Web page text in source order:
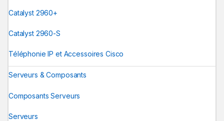
Catalyst 2960+
Catalyst 2960-S
Téléphonie IP et Accessoires Cisco
Serveurs & Composants
Composants Serveurs
Serveurs